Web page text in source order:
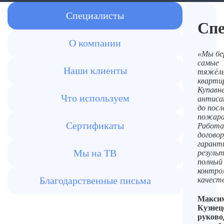
Специалисты
О компании
Наши клиенты
Что используем
Сертификаты
Мы на ТВ
Благодарственные письма
«Мы
самые
до
полный